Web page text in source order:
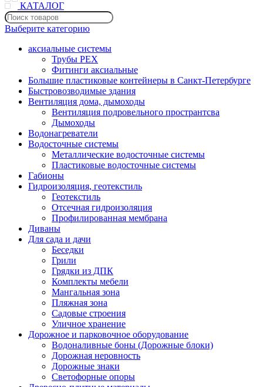
КАТАЛОГ
Выберите категорию
аксиальные системы
Трубы PEX
Фитинги аксиальные
Большие пластиковые контейнеры в Санкт-Петербурге
Быстровозводимые здания
Вентиляция дома, дымоходы
Вентиляция подровельного пространтсва
Дымоходы
Водонагреватели
Водосточные системы
Металлические водосточные системы
Пластиковые водосточные системы
Габионы
Гидроизоляция, геотекстиль
Геотекстиль
Отсечная гидроизоляция
Профилированная мембрана
Диваны
Для сада и дачи
Беседки
Грили
Грядки из ДПК
Комплекты мебели
Мангальная зона
Пляжная зона
Садовые строения
Уличное хранение
Дорожное и парковочное оборудование
Водоналивные боны (Дорожные блоки)
Дорожная неровность
Дорожные знаки
Светофорные опоры